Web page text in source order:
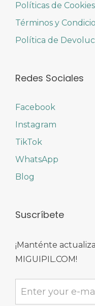
Políticas de Cookies
Términos y
Política de
Redes Sociales
Facebook
Instagram
TikTok
WhatsApp
Blog
Suscríbete
¡Manténte
MIGUIPIL.COM!